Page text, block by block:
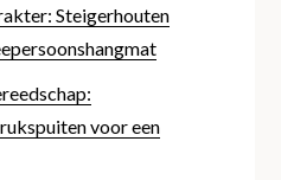
Steigerhouten
voor een